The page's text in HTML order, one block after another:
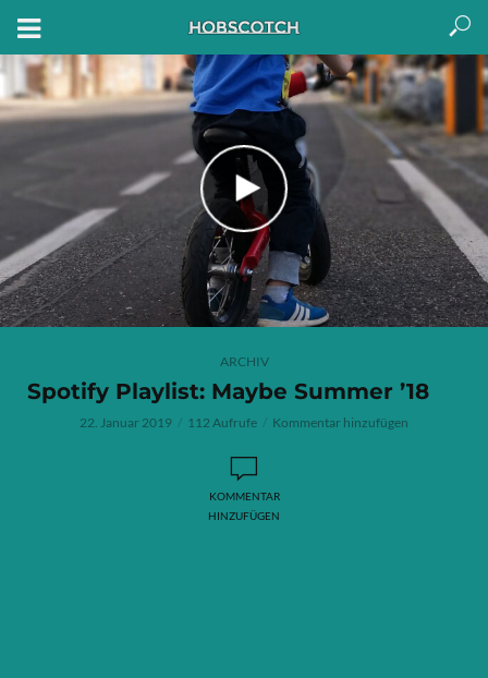
ARCHIV
Spotify Playlist: Maybe Summer ’18
22. Januar 2019 112 Aufrufe Kommentar hinzufügen
KOMMENTAR
HINZUFÜGEN